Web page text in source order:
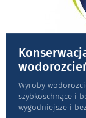
Wyroby
szybkoschnące i
wygodniejsze i